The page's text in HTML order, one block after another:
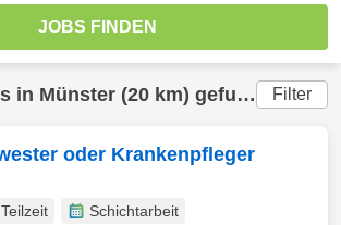
in Münster (20 km) gefunden Filter
oder Krankenpfleger
Teilzeit
Schichtarbeit